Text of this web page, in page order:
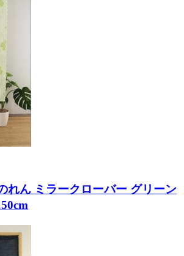
れん ミラークローバー グリーン